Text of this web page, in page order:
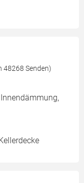
48268 Senden)